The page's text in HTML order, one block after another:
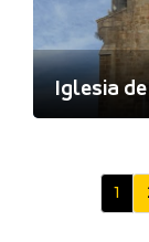
Iglesia
1